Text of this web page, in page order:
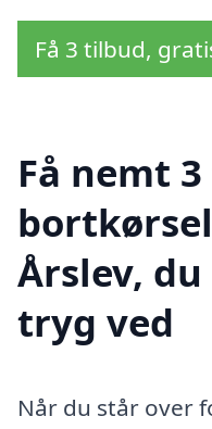
Få 3 tilbud,
Få nemt
Årslev,
tryg ved
Når du står over